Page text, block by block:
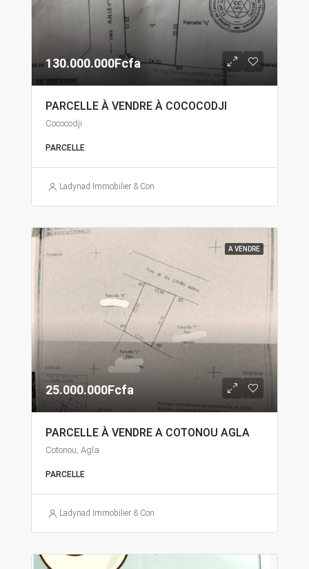
130.000.000Fcfa
PARCELLE À VENDRE À COCOCODJI
Cococodji
PARCELLE
Ladynad Immobilier & Construction
A VENDRE
25.000.000Fcfa
PARCELLE À VENDRE A COTONOU AGLA
Cotonou, Agla
PARCELLE
Ladynad Immobilier & Construction